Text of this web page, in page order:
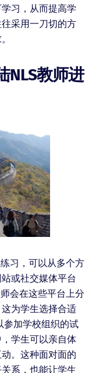
习，从而提高学
采用一刀切的方
NLS教师进
习，可以从多个方
或社交媒体平台
会在这些平台上分
为学生选择合适
参加学校组织的试
学生可以亲自体
。这种面对面的
系，也能让学生